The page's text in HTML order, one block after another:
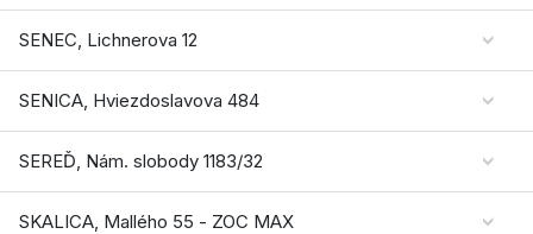
SENEC, Lichnerova 12
SENICA, Hviezdoslavova 484
SEREĎ, Nám. slobody 1183/32
SKALICA, Mallého 55 - ZOC MAX